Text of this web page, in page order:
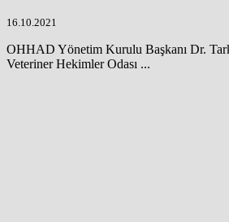
16.10.2021
OHHAD Yönetim Kurulu Başkanı Dr.
Veteriner Hekimler Odası ...